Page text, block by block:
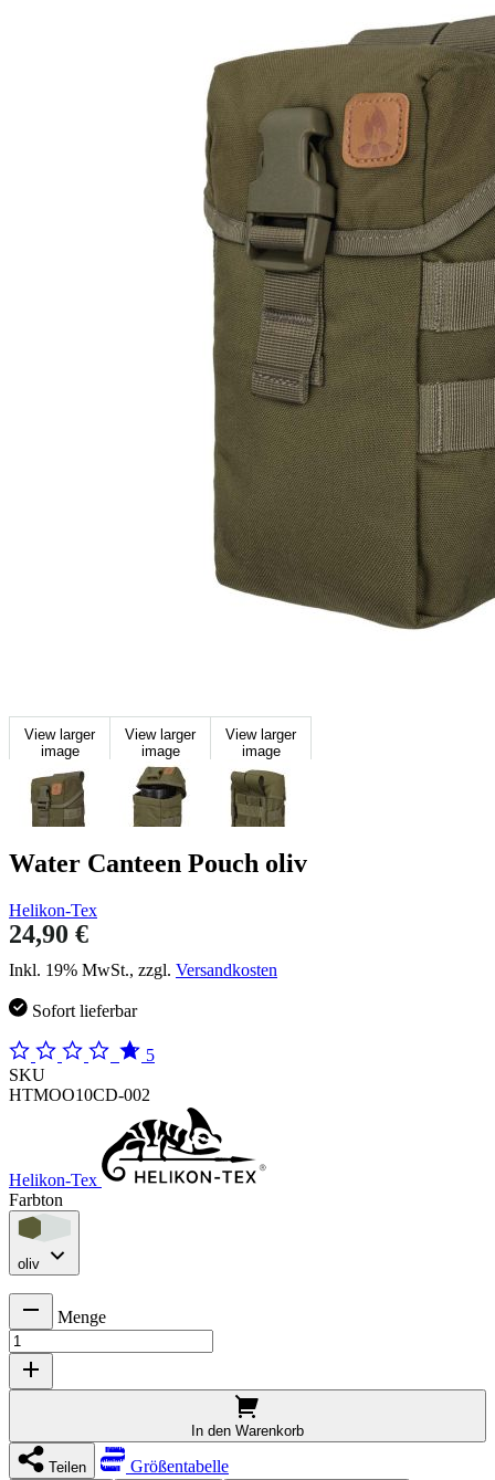
View larger
image
View larger
image
View larger
image
Water Canteen Pouch oliv
Helikon-Tex
24,90 €
Inkl. 19% MwSt., zzgl. Versandkosten
Sofort lieferbar
5
SKU
HTMOO10CD-002
Helikon-Tex
Farbton
oliv
Menge
In den Warenkorb
Teilen Größentabelle